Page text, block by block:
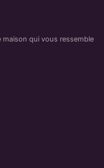
qui vous ressemble